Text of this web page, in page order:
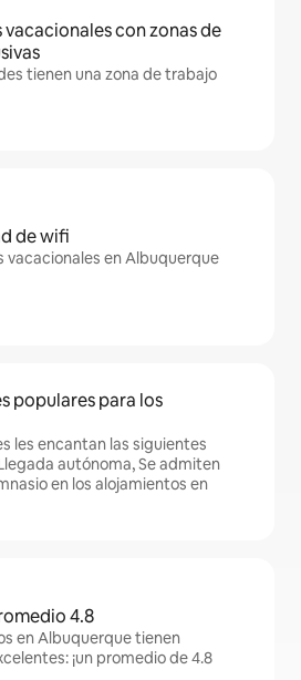
con zonas de
tienen una zona de trabajo
de wifi
vacacionales en Albuquerque
populares para los
les encantan las siguientes
autónoma, Se admiten
en los alojamientos en
4.8
en Albuquerque tienen
¡un promedio de 4.8